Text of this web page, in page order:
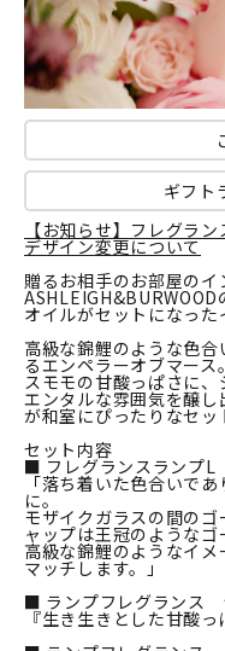
ギフト
【お知らせ】フレグラ
デザイン変更について
贈るお相手のお部屋のイ
オイルがセットになった
高級な錦鯉のような色
るエンペラーオブマース。
スモモの甘酸っぱさに
エンタルな雰囲気を醸
が和室にぴったりなセッ
セット内容
■ フレグランスランプ
「落ち着いた色合いで
に。
モザイクガラスの間の
ャップは王冠のようなゴ
高級な錦鯉のようなイ
マッチします。」
■ ランプフレグランス
『生き生きとした甘酸